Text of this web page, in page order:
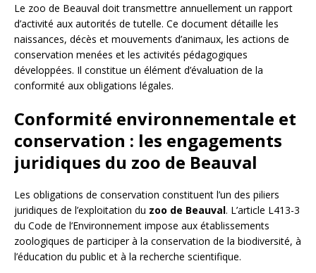
Le zoo de Beauval doit transmettre annuellement un rapport
d’activité aux autorités de tutelle. Ce document détaille les
naissances, décès et mouvements d’animaux, les actions de
conservation menées et les activités pédagogiques
développées. Il constitue un élément d’évaluation de la
conformité aux obligations légales.
Conformité environnementale et
conservation : les engagements
juridiques du zoo de Beauval
Les obligations de conservation constituent l’un des piliers
juridiques de l’exploitation du zoo de Beauval. L’article L413-3
du Code de l’Environnement impose aux établissements
zoologiques de participer à la conservation de la biodiversité, à
l’éducation du public et à la recherche scientifique.